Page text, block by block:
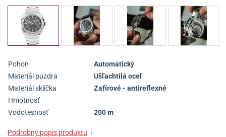
Pohon
Automatický
Materiál puzdra
Ušľachtilá oceľ
Materiál sklíčka
Zafírové - antireflexné
Hmotnosť
Vodotesnosť
200 m
Podrobný popis produktu ↓